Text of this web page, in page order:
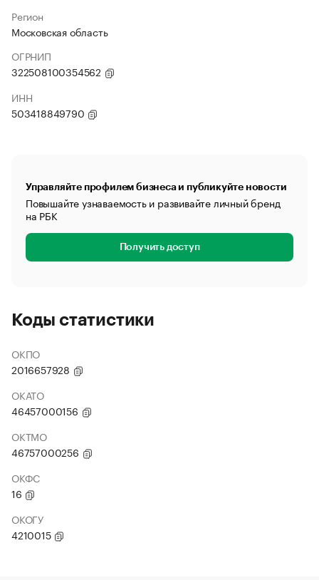
Регион
Московская область
ОГРНИП
322508100354562
ИНН
503418849790
Управляйте профилем бизнеса и публикуйте новости
Повышайте узнаваемость и развивайте личный бренд
на РБК
Получить доступ
Коды статистики
ОКПО
2016657928
ОКАТО
46457000156
ОКТМО
46757000256
ОКФС
16
ОКОГУ
4210015